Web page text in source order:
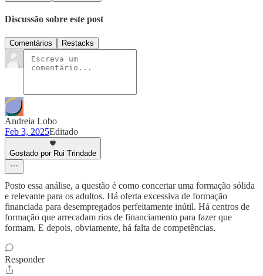
Discussão sobre este post
Comentários Restacks
Andreia Lobo
Feb 3, 2025Editado
Gostado por Rui Trindade
Posto essa análise, a questão é como concertar uma formação sólida
e relevante para os adultos. Há oferta excessiva de formação
financiada para desempregados perfeitamente inútil. Há centros de
formação que arrecadam rios de financiamento para fazer que
formam. E depois, obviamente, há falta de competências.
Responder